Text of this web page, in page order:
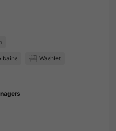
bains Washlet